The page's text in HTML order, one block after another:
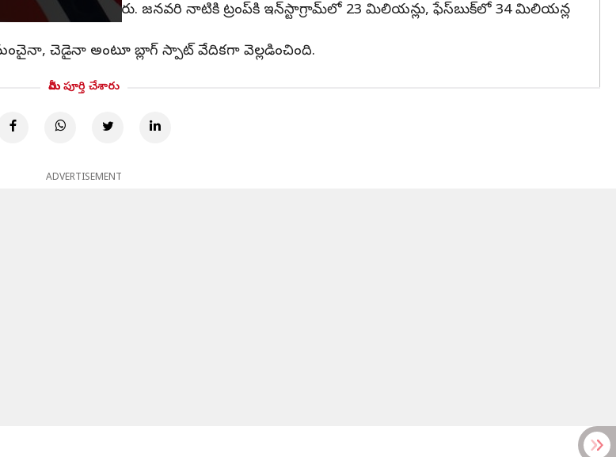
ఆండీ స్టోన్ తెలిపారు. జనవరి నాటికి ట్రంప్‌కి ఇన్‌స్టాగ్రామ్‌లో 23 మిలియన్లు, ఫేస్‌బుక్‌లో 34 మిలియన్ల
చెడైనా అంటూ బ్లాగ్‌ స్పాట్‌ వేదికగా వెల్లడించింది.
మీరు పూర్తి చేశారు
ADVERTISEMENT